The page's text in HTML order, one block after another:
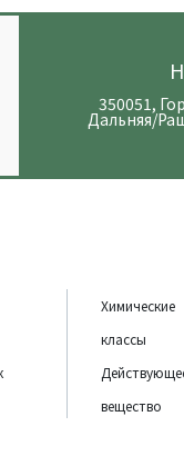
350051,
Дальняя/
Химические
классы
вещество